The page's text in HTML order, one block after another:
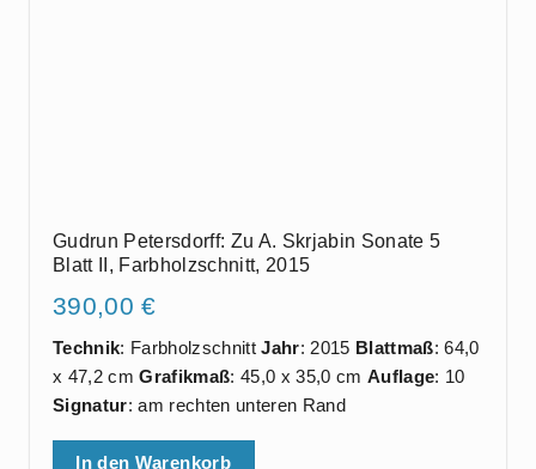
Gudrun Petersdorff: Zu A. Skrjabin Sonate 5
Blatt II, Farbholzschnitt, 2015
390,00€
Technik: FarbholzschnittJahr: 2015 Blattmaß: 64,0
x 47,2 cmGrafikmaß: 45,0 x 35,0 cmAuflage: 10
Signatur: am rechten unteren Rand
In den Warenkorb